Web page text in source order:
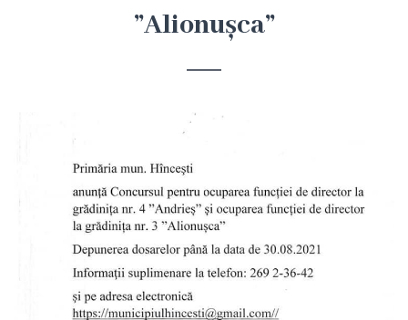
Istoria
orașului
Potențial
turistic
Orașe
”Alionușca”